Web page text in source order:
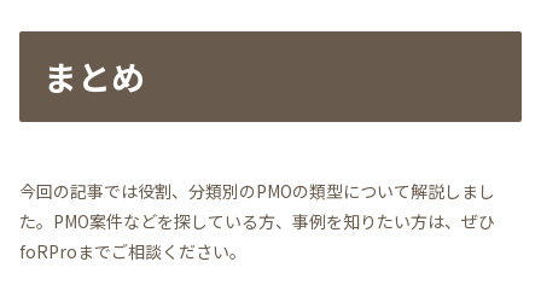
まとめ
今回の記事では役割、分類別のPMOの類型について解説しまし
た。PMO案件などを探している方、事例を知りたい方は、ぜひ
foRProまでご相談ください。